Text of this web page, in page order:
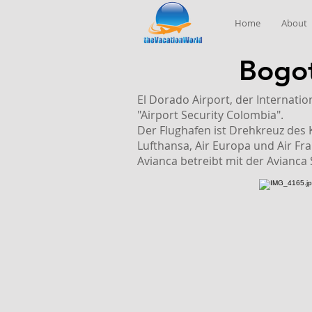
Home About
El Dorado Airport, der
"Airport Security Colombia".
Der Flughafen ist Drehkreuz
Lufthansa, Air Europa und Air
Avianca betreibt mit der Avianca